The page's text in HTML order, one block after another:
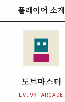
플레이어 소개
도트마스터
LV.99 ARCADE